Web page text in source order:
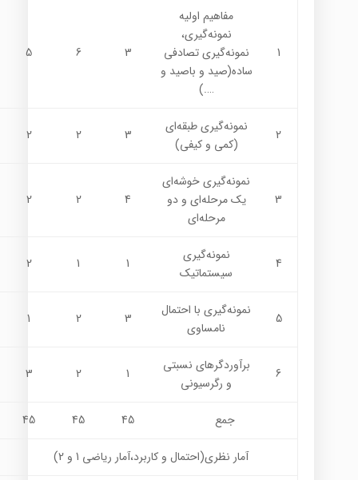
1
مفاهيم اوليه
نمونه‌گيري،
نمونه‌گيري تصادفي
ساده(صيد و باصيد و
….)
3
6
5
2
نمونه‌گيري طبقه‌اي
(كمي و كيفي)
3
2
2
3
نمونه‌گيري خوشه‌اي
يك مرحله‌اي و دو
مرحله‌اي
4
2
2
4
نمونه‌گيري
سيستماتيك
1
1
2
5
نمونه‌گيري با احتمال
نامساوي
3
2
1
6
برآوردگرهاي نسبتي
و رگرسيوني
1
2
3
جمع 45
45
45
آمار نظری(احتمال و كاربرد،آمار رياضي 1 و 2)